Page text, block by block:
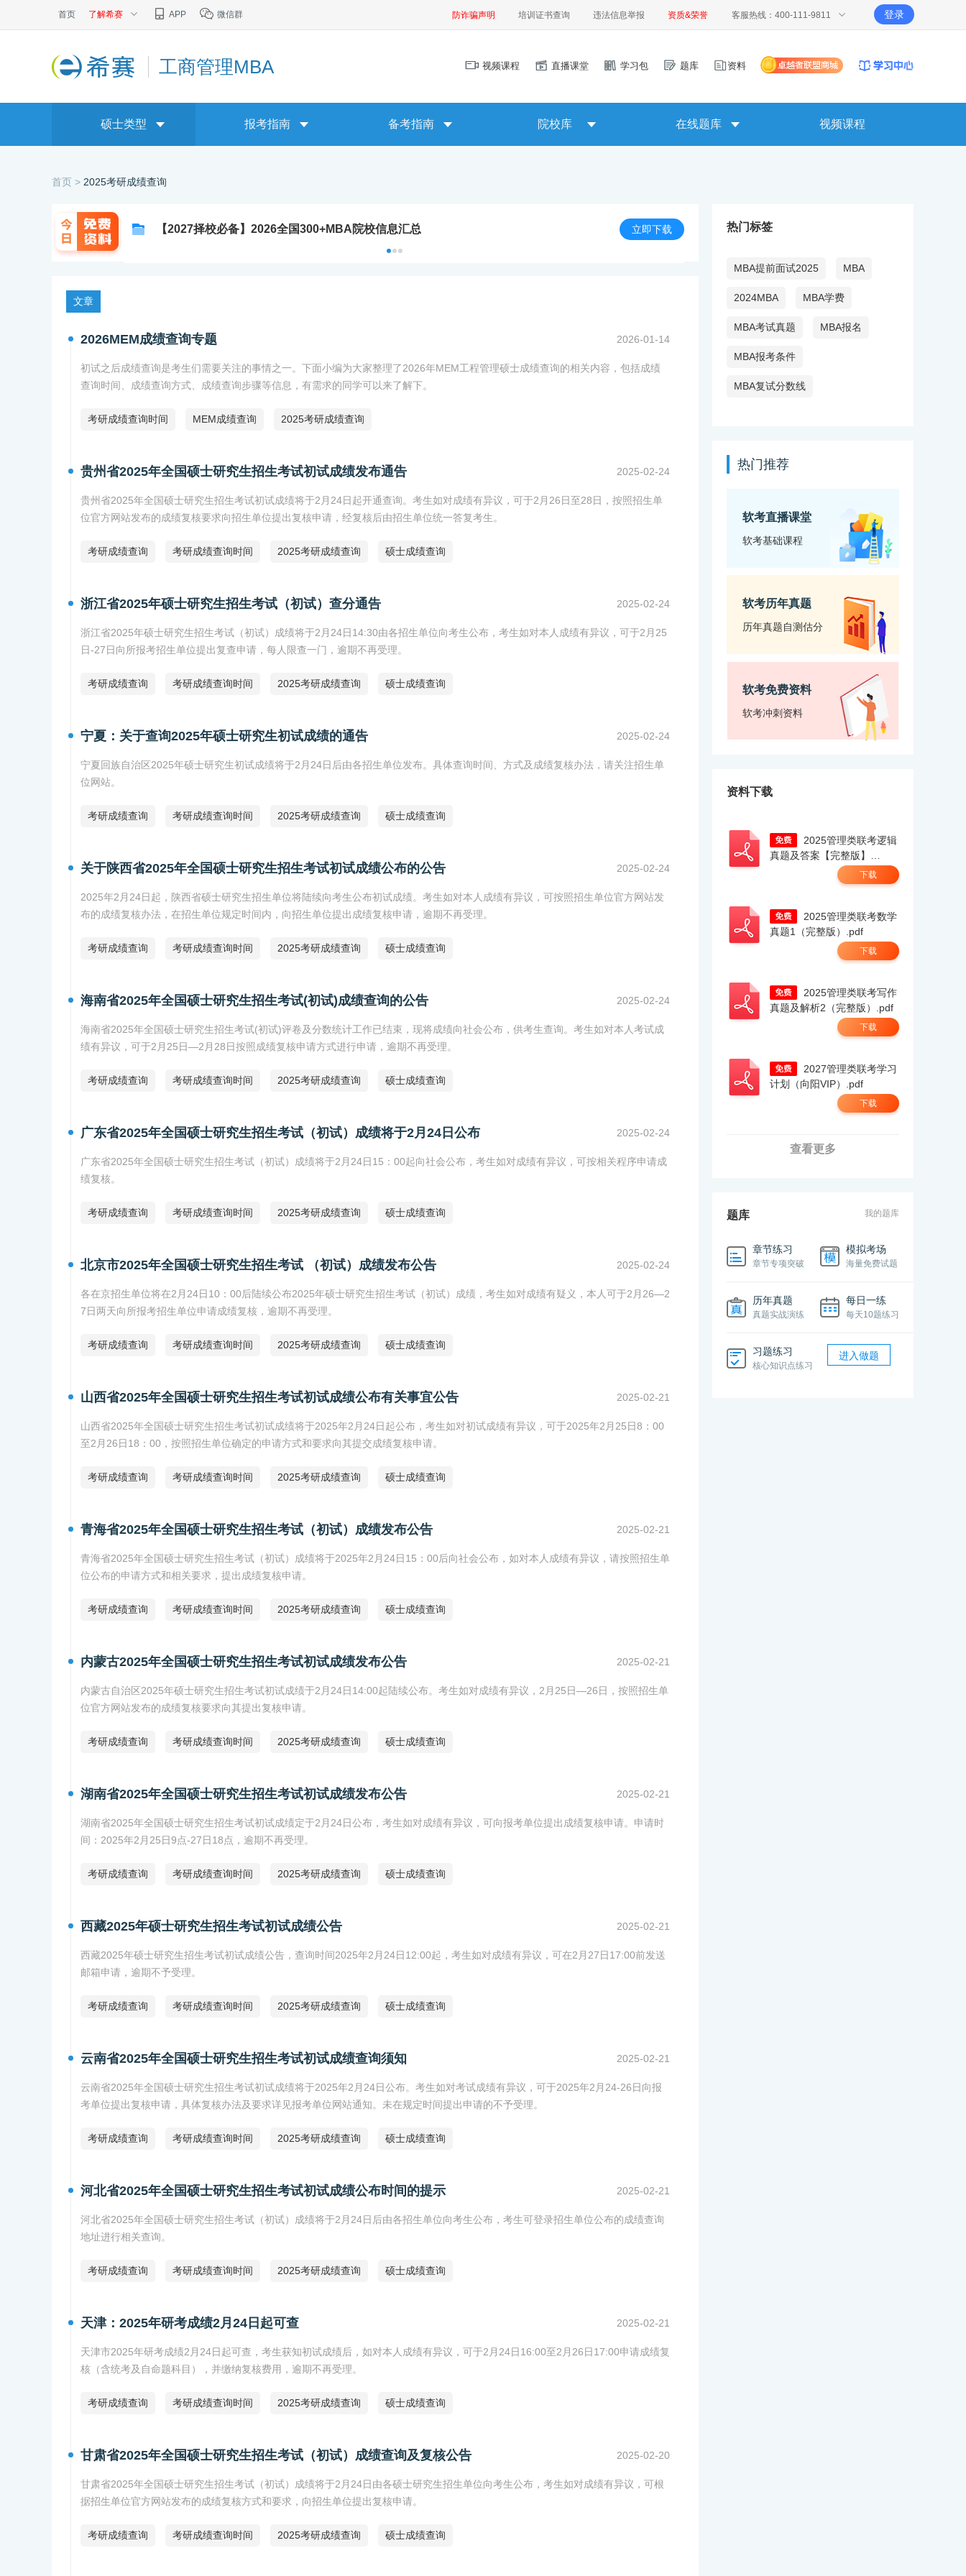
首页 了解希赛 APP 微信群 防诈骗声明 培训证书查询 违法信息举报 资质&荣誉 客服热线：400-111-9811 登录
工商管理MBA 视频课程 直播课堂 学习包 题库 资料
硕士类型 报考指南 备考指南 院校库 在线题库 视频课程
首页 > 2025考研成绩查询
【2027择校必备】2026全国300+MBA院校信息汇总 立即下载
文章
2026MEM成绩查询专题 2026-01-14
初试之后成绩查询是考生们需要关注的事情之一。下面小编为大家整理了2026年MEM工程管理硕士成绩查询的相关内容，包括成绩
查询时间、成绩查询方式、成绩查询步骤等信息，有需求的同学可以来了解下。
考研成绩查询时间 MEM成绩查询 2025考研成绩查询
贵州省2025年全国硕士研究生招生考试初试成绩发布通告 2025-02-24
贵州省2025年全国硕士研究生招生考试初试成绩将于2月24日起开通查询。考生如对成绩有异议，可于2月26日至28日，按照招生单
位官方网站发布的成绩复核要求向招生单位提出复核申请，经复核后由招生单位统一答复考生。
考研成绩查询 考研成绩查询时间 2025考研成绩查询 硕士成绩查询
浙江省2025年硕士研究生招生考试（初试）查分通告 2025-02-24
浙江省2025年硕士研究生招生考试（初试）成绩将于2月24日14:30由各招生单位向考生公布，考生如对本人成绩有异议，可于2月25
日-27日向所报考招生单位提出复查申请，每人限查一门，逾期不再受理。
考研成绩查询 考研成绩查询时间 2025考研成绩查询 硕士成绩查询
宁夏：关于查询2025年硕士研究生初试成绩的通告 2025-02-24
宁夏回族自治区2025年硕士研究生初试成绩将于2月24日后由各招生单位发布。具体查询时间、方式及成绩复核办法，请关注招生单
位网站。
考研成绩查询 考研成绩查询时间 2025考研成绩查询 硕士成绩查询
关于陕西省2025年全国硕士研究生招生考试初试成绩公布的公告 2025-02-24
2025年2月24日起，陕西省硕士研究生招生单位将陆续向考生公布初试成绩。考生如对本人成绩有异议，可按照招生单位官方网站发
布的成绩复核办法，在招生单位规定时间内，向招生单位提出成绩复核申请，逾期不再受理。
考研成绩查询 考研成绩查询时间 2025考研成绩查询 硕士成绩查询
海南省2025年全国硕士研究生招生考试(初试)成绩查询的公告 2025-02-24
海南省2025年全国硕士研究生招生考试(初试)评卷及分数统计工作已结束，现将成绩向社会公布，供考生查询。考生如对本人考试成
绩有异议，可于2月25日—2月28日按照成绩复核申请方式进行申请，逾期不再受理。
考研成绩查询 考研成绩查询时间 2025考研成绩查询 硕士成绩查询
广东省2025年全国硕士研究生招生考试（初试）成绩将于2月24日公布 2025-02-24
广东省2025年全国硕士研究生招生考试（初试）成绩将于2月24日15：00起向社会公布，考生如对成绩有异议，可按相关程序申请成
绩复核。
考研成绩查询 考研成绩查询时间 2025考研成绩查询 硕士成绩查询
北京市2025年全国硕士研究生招生考试 （初试）成绩发布公告 2025-02-24
各在京招生单位将在2月24日10：00后陆续公布2025年硕士研究生招生考试（初试）成绩，考生如对成绩有疑义，本人可于2月26—2
7日两天向所报考招生单位申请成绩复核，逾期不再受理。
考研成绩查询 考研成绩查询时间 2025考研成绩查询 硕士成绩查询
山西省2025年全国硕士研究生招生考试初试成绩公布有关事宜公告 2025-02-21
山西省2025年全国硕士研究生招生考试初试成绩将于2025年2月24日起公布，考生如对初试成绩有异议，可于2025年2月25日8：00
至2月26日18：00，按照招生单位确定的申请方式和要求向其提交成绩复核申请。
考研成绩查询 考研成绩查询时间 2025考研成绩查询 硕士成绩查询
青海省2025年全国硕士研究生招生考试（初试）成绩发布公告 2025-02-21
青海省2025年全国硕士研究生招生考试（初试）成绩将于2025年2月24日15：00后向社会公布，如对本人成绩有异议，请按照招生单
位公布的申请方式和相关要求，提出成绩复核申请。
考研成绩查询 考研成绩查询时间 2025考研成绩查询 硕士成绩查询
内蒙古2025年全国硕士研究生招生考试初试成绩发布公告 2025-02-21
内蒙古自治区2025年硕士研究生招生考试初试成绩于2月24日14:00起陆续公布。考生如对成绩有异议，2月25日—26日，按照招生单
位官方网站发布的成绩复核要求向其提出复核申请。
考研成绩查询 考研成绩查询时间 2025考研成绩查询 硕士成绩查询
湖南省2025年全国硕士研究生招生考试初试成绩发布公告 2025-02-21
湖南省2025年全国硕士研究生招生考试初试成绩定于2月24日公布，考生如对成绩有异议，可向报考单位提出成绩复核申请。申请时
间：2025年2月25日9点-27日18点，逾期不再受理。
考研成绩查询 考研成绩查询时间 2025考研成绩查询 硕士成绩查询
西藏2025年硕士研究生招生考试初试成绩公告 2025-02-21
西藏2025年硕士研究生招生考试初试成绩公告，查询时间2025年2月24日12:00起，考生如对成绩有异议，可在2月27日17:00前发送
邮箱申请，逾期不予受理。
考研成绩查询 考研成绩查询时间 2025考研成绩查询 硕士成绩查询
云南省2025年全国硕士研究生招生考试初试成绩查询须知 2025-02-21
云南省2025年全国硕士研究生招生考试初试成绩将于2025年2月24日公布。考生如对考试成绩有异议，可于2025年2月24-26日向报
考单位提出复核申请，具体复核办法及要求详见报考单位网站通知。未在规定时间提出申请的不予受理。
考研成绩查询 考研成绩查询时间 2025考研成绩查询 硕士成绩查询
河北省2025年全国硕士研究生招生考试初试成绩公布时间的提示 2025-02-21
河北省2025年全国硕士研究生招生考试（初试）成绩将于2月24日后由各招生单位向考生公布，考生可登录招生单位公布的成绩查询
地址进行相关查询。
考研成绩查询 考研成绩查询时间 2025考研成绩查询 硕士成绩查询
天津：2025年研考成绩2月24日起可查 2025-02-21
天津市2025年研考成绩2月24日起可查，考生获知初试成绩后，如对本人成绩有异议，可于2月24日16:00至2月26日17:00申请成绩复
核（含统考及自命题科目），并缴纳复核费用，逾期不再受理。
考研成绩查询 考研成绩查询时间 2025考研成绩查询 硕士成绩查询
甘肃省2025年全国硕士研究生招生考试（初试）成绩查询及复核公告 2025-02-20
甘肃省2025年全国硕士研究生招生考试（初试）成绩将于2月24日由各硕士研究生招生单位向考生公布，考生如对成绩有异议，可根
据招生单位官方网站发布的成绩复核方式和要求，向招生单位提出复核申请。
考研成绩查询 考研成绩查询时间 2025考研成绩查询 硕士成绩查询
热门标签
MBA提前面试2025 MBA
2024MBA MBA学费
MBA考试真题 MBA报名
MBA报考条件
MBA复试分数线
热门推荐
软考直播课堂
软考基础课程
软考历年真题
历年真题自测估分
软考免费资料
软考冲刺资料
资料下载
真题及答案【完整版】
下载
真题1（完整版）.pdf
下载
真题及解析2（完整版）.pdf
下载
计划（向阳VIP）.pdf
下载
查看更多
题库 我的题库
章节练习
章节专项突破
模拟考场
海量免费试题
历年真题
真题实战演练
每日一练
每天10题练习
习题练习
核心知识点练习
进入做题